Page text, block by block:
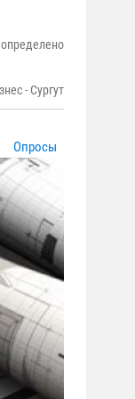
- Сургут
Опросы